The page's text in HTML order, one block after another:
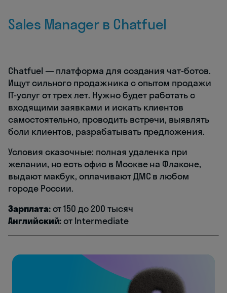
Sales Manager в Chatfuel
Chatfuel — платформа для создания чат-ботов.
Ищут сильного продажника с опытом продажи
IT-услуг от трех лет. Нужно будет работать с
входящими заявками и искать клиентов
самостоятельно, проводить встречи, выявлять
боли клиентов, разрабатывать предложения.
Условия сказочные: полная удаленка при
желании, но есть офис в Москве на Флаконе,
выдают макбук, оплачивают ДМС в любом
городе России.
Зарплата:от 150 до 200 тысяч
Английский:от Intermediate